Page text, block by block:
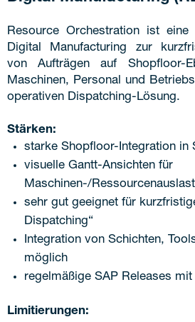
Resource Orchestration ist
Digital Manufacturing zur
von Aufträgen auf Shopfloor-
Maschinen, Personal und
operativen Dispatching-Lösung.
Stärken:
starke Shopfloor-Integration in
visuelle Gantt-Ansichten für
Maschinen-/
sehr gut geeignet für
Dispatching“
Integration von Schichten,
möglich
regelmäßige SAP Releases
Limitierungen: